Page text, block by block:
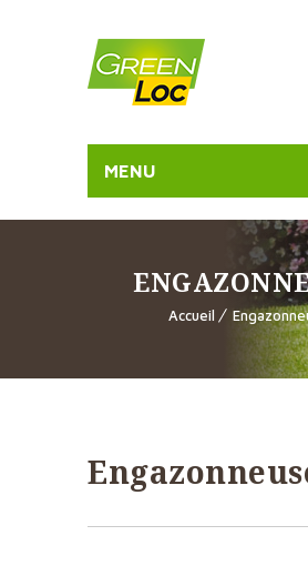
MENU
Accueil